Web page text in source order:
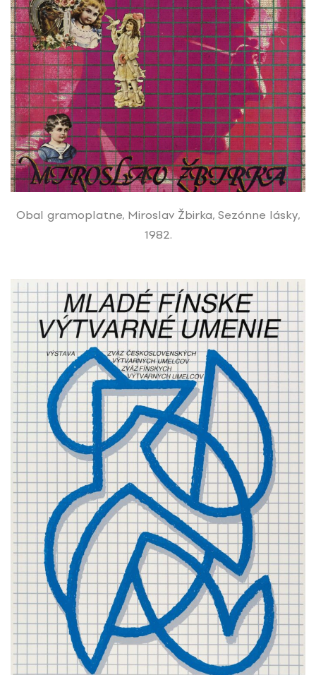
Obal gramoplatne, Miroslav Žbirka, Sezónne lásky,
1982.